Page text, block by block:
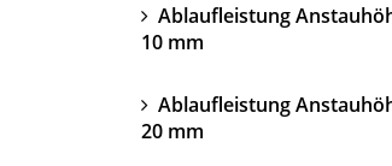
Ablaufleistung
10 mm
Ablaufleistung
20 mm